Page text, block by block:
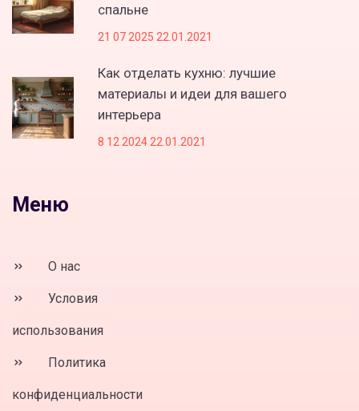
спальне
21 07 2025 22.01.2021
Как отделать кухню: лучшие
материалы и идеи для вашего
интерьера
8 12 2024 22.01.2021
Меню
О нас
Условия
использования
Политика
конфиденциальности